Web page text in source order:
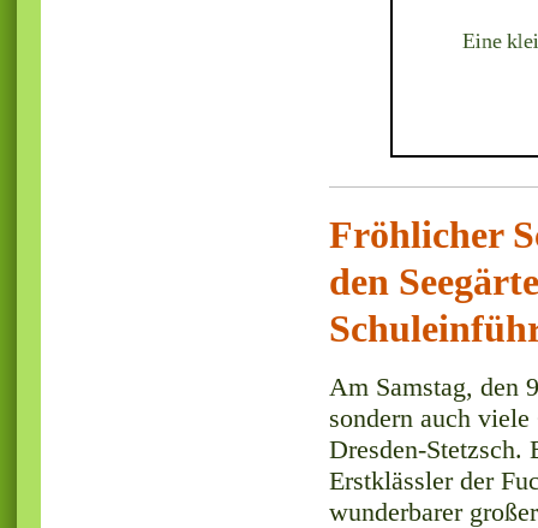
Fröhlicher
den
Am Samstag, den
sondern auch
Dresden-Stetzsch.
Erstklässler der
wunderbarer